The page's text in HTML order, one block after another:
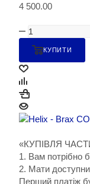
4 500.00
КУПИТИ
«КУПІВЛЯ
1. Вам потрібно
2. Мати
Перший платіж